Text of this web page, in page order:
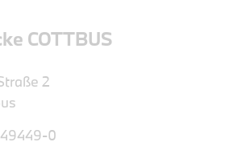
COTTBUS
2
0